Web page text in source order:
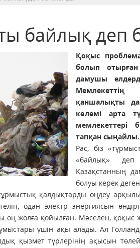
байлық деп
Қоқыс
болып
дамушы
қаншалықты
көлемі арта
тапқан сыңайлы.
Рас, біз
«байлық»
Қазақстанның
болуы керек
қалдықтарды өңдеу
одан электр энергиясын
оң жолға қойылған. Мәселен, қоқыс
үшін ақы алады. Ал
қызмет түрлерінің ақысын